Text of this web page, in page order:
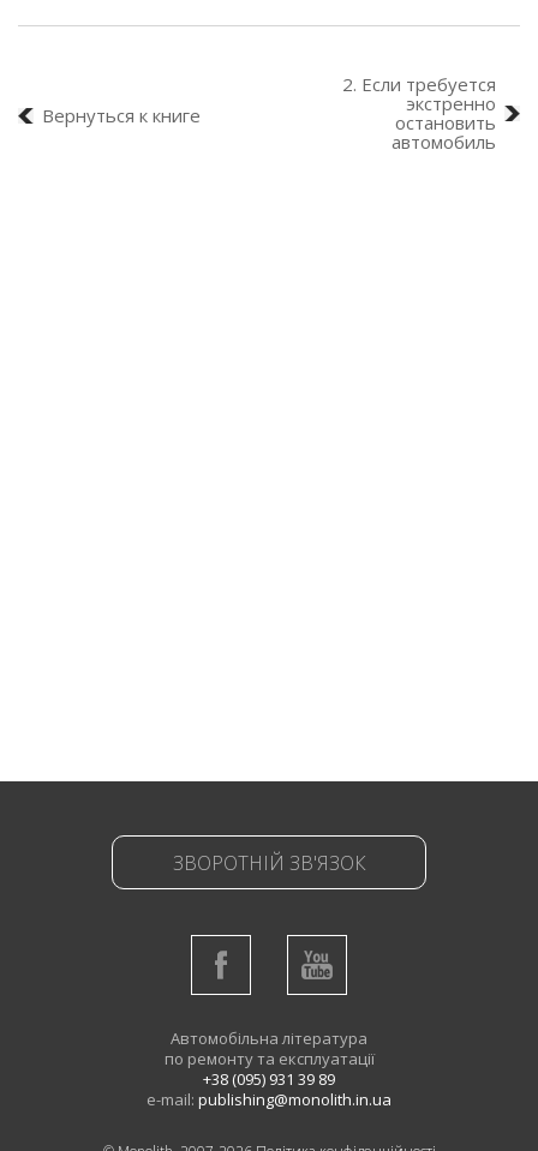
Вернуться к книге
2. Если требуется
экстренно
остановить
автомобиль
ЗВОРОТНІЙ ЗВ'ЯЗОК
Автомобільна література
по ремонту та експлуатації
+38 (095) 931 39 89
e-mail: publishing@monolith.in.ua